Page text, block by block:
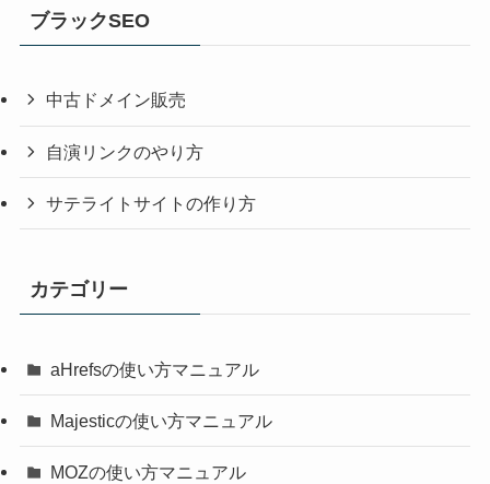
ブラックSEO
中古ドメイン販売
自演リンクのやり方
サテライトサイトの作り方
カテゴリー
aHrefsの使い方マニュアル
Majesticの使い方マニュアル
MOZの使い方マニュアル